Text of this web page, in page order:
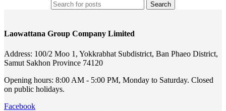
Search
Laowattana Group Company Limited
Address: 100/2 Moo 1, Yokkrabhat Subdistrict, Ban Phaeo District,
Samut Sakhon Province 74120
Opening hours: 8:00 AM - 5:00 PM, Monday to Saturday. Closed
on public holidays.
Facebook